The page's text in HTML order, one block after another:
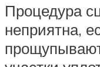
Процедура
неприятна,